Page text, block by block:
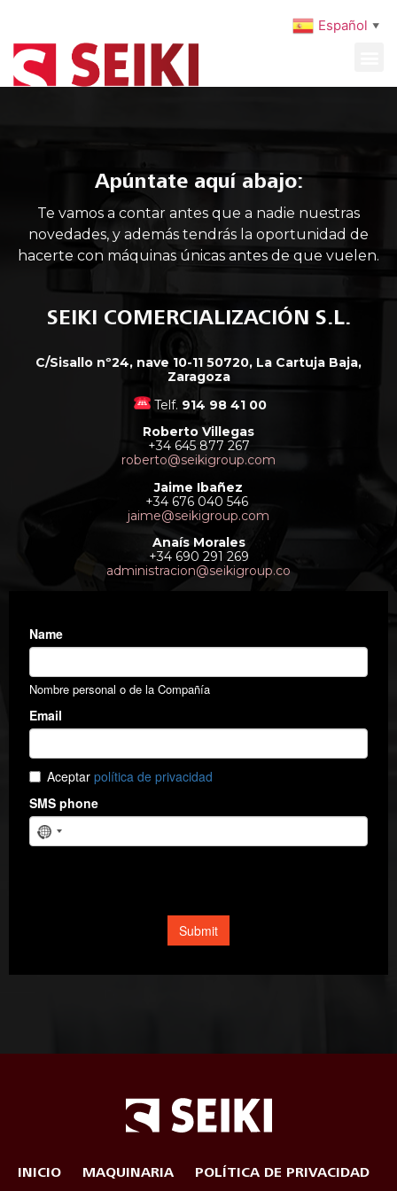
Apúntate aquí abajo:
Te vamos a contar antes que a nadie nuestras
novedades, y además tendrás la oportunidad de
hacerte con máquinas únicas antes de que vuelen.
SEIKI COMERCIALIZACIÓN S.L.
C/Sisallo nº24, nave 10-11 50720, La Cartuja Baja,
Zaragoza
Telf. 914 98 41 00
Roberto Villegas
+34 645 877 267
roberto@seikigroup.com
Jaime Ibañez
+34 676 040 546
jaime@seikigroup.com
Anaís Morales
+34 690 291 269
administracion@seikigroup.co
INICIO MAQUINARIA POLÍTICA DE PRIVACIDAD
Español ▼